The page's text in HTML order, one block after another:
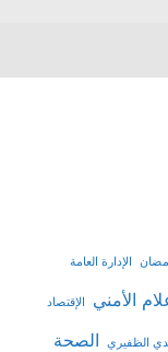
الإدارة العامة
الأمني الإقتصاد
الظفيري الصحة